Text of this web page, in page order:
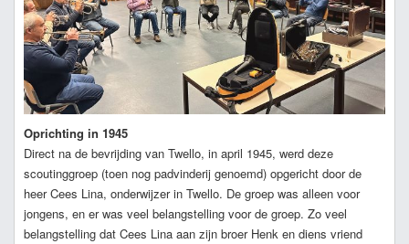
Oprichting in 1945
Direct na de bevrijding van Twello, in april 1945, werd deze
scoutinggroep (toen nog padvinderij genoemd) opgericht door de
heer Cees Lina, onderwijzer in Twello. De groep was alleen voor
jongens, en er was veel belangstelling voor de groep. Zo veel
belangstelling dat Cees Lina aan zijn broer Henk en diens vriend